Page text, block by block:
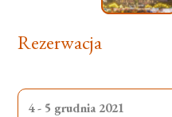
Rezerwacja
4 - 5 grudnia 2021